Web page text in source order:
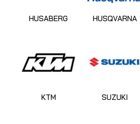
HUSABERG HUSQVARNA
KTM SUZUKI